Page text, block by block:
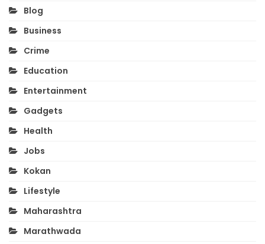
Blog
Business
Crime
Education
Entertainment
Gadgets
Health
Jobs
Kokan
Lifestyle
Maharashtra
Marathwada